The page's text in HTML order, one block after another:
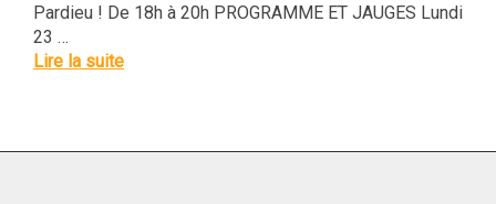
Pardieu ! De 18h à 20h PROGRAMME ET JAUGES Lundi
23 …
Lire la suite